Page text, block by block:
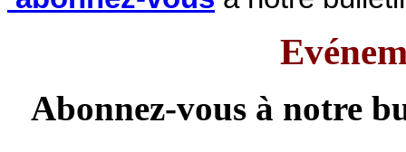
Abonnez-vous à notre